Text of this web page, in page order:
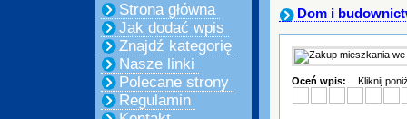
Strona główna
Jak dodać wpis
Znajdź kategorię
Nasze linki
Polecane strony
Regulamin
Dom i
Oceń wpis: Kliknij